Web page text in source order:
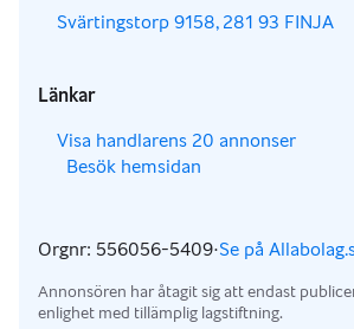
Svärtingstorp 9158, 281 93 FINJA
Länkar
Visa handlarens 20 annonser
Besök hemsidan
Orgnr: 556056-5409·Se på
,
Annonsören har åtagit sig att endast
enlighet med tillämplig lagstiftning.